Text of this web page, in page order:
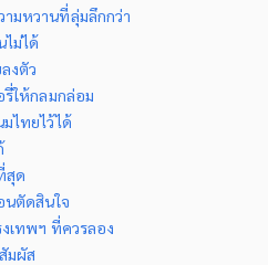
มหวานที่ลุ่มลึกกว่า
ม่ได้
งตัว
ให้กลมกล่อม
ไทยไว้ได้
สุด
นตัดสินใจ
เทพฯ ที่ควรลอง
มผัส